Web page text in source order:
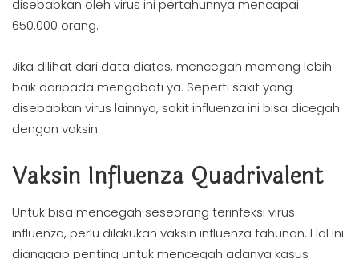
disebabkan oleh virus ini pertahunnya mencapai
650.000 orang.
Jika dilihat dari data diatas, mencegah memang lebih
baik daripada mengobati ya. Seperti sakit yang
disebabkan virus lainnya, sakit influenza ini bisa dicegah
dengan vaksin.
Vaksin Influenza Quadrivalent
Untuk bisa mencegah seseorang terinfeksi virus
influenza, perlu dilakukan vaksin influenza tahunan. Hal ini
dianggap penting untuk mencegah adanya kasus